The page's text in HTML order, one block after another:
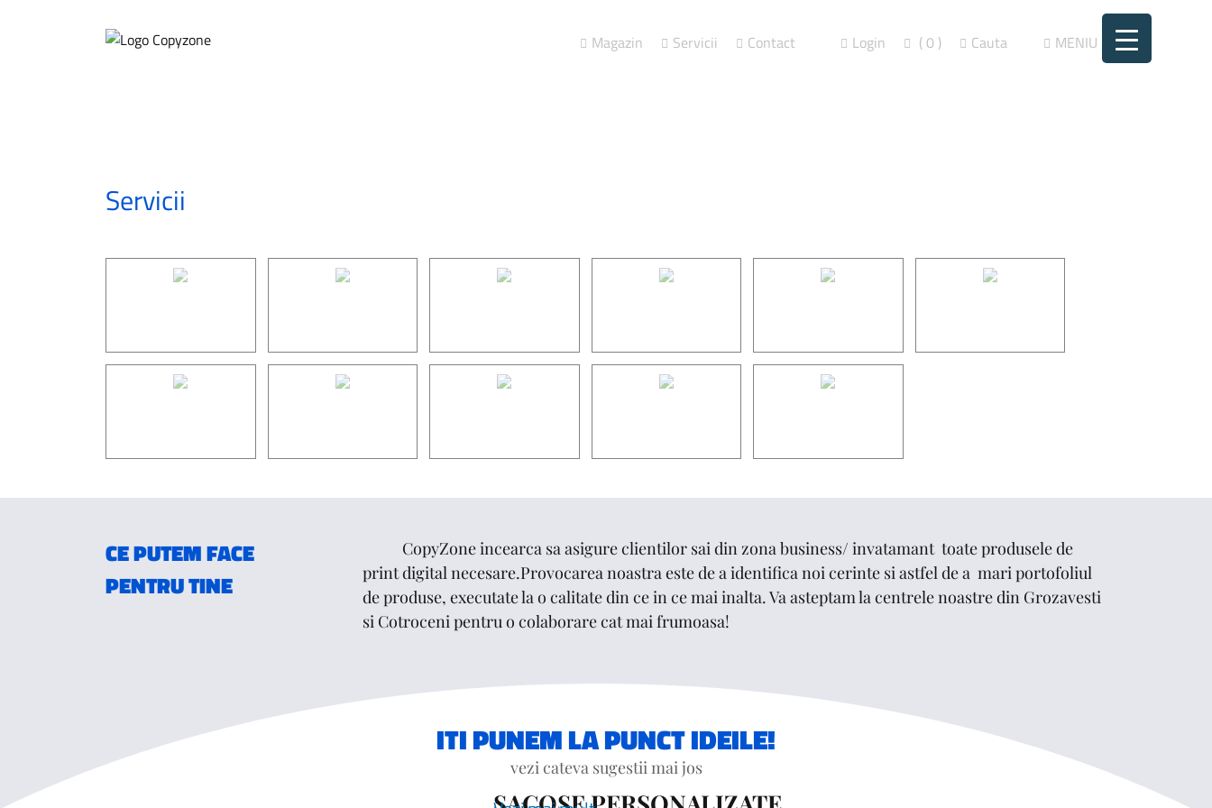
Magazin Servicii Contact Login ( 0 ) Cauta MENIU
Servicii
CE PUTEM FACE
PENTRU TINE
CopyZone incearca sa asigure clientilor sai din zona business/ invatamant toate produsele de
print digital necesare.Provocarea noastra este de a identifica noi cerinte si astfel de a mari portofoliul
de produse, executate la o calitate din ce in ce mai inalta. Va asteptam la centrele noastre din Grozavesti
si Cotroceni pentru o colaborare cat mai frumoasa!
ITI PUNEM LA PUNCT IDEILE!
vezi cateva sugestii mai jos